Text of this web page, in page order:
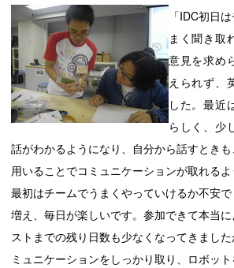
「IDC初日
まく聞き取
意見を求め
えられず、
した。最近
らしく、少
話がわかるようになり、自分から話すとき
用いることでコミュニケーションが取れるよ
最初はチームでうまくやっていけるか不安
増え、毎日が楽しいです。参加できて本当
ストまでの残り日数も少なくなってきまし
ミュニケーションをしっかり取り、ロボッ